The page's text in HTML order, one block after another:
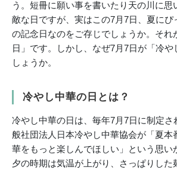
う。短冊に願い事を書いたり天の川に思
敵な日ですが、実はこの7月7日、夏にぴ
の記念日なのをご存じでしょうか。それ
日」です。しかし、なぜ7月7日が「冷
しょうか。
冷やし中華の日とは？
冷やし中華の日は、毎年7月7日に制定さ
般社団法人日本冷やし中華協会が「夏本
華をもっと楽しんでほしい」という思い
夕の時期は気温が上がり、さっぱりした